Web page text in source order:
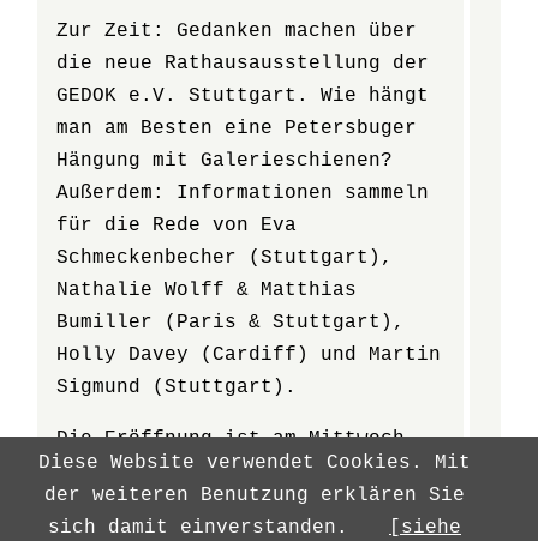
Zur Zeit: Gedanken machen über
die neue Rathausausstellung der
GEDOK e.V. Stuttgart. Wie hängt
man am Besten eine Petersbuger
Hängung mit Galerieschienen?
Außerdem: Informationen sammeln
für die Rede von Eva
Schmeckenbecher (Stuttgart),
Nathalie Wolff & Matthias
Bumiller (Paris & Stuttgart),
Holly Davey (Cardiff) und Martin
Sigmund (Stuttgart).
Die Eröffnung ist am Mittwoch,
den 28.10.2015, um 18.30 Uhr im
Rathaus Stuttgart, 4. OG.
Diese Website verwendet Cookies. Mit
der weiteren Benutzung erklären Sie
sich damit einverstanden.
[siehe